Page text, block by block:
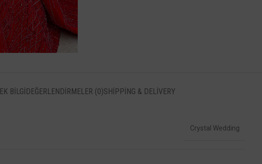
EK BILGI DEĞERLENDIRMELER (0)SHIPPING & DELIVERY
Crystal Wedding